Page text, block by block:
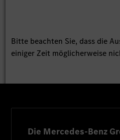
Bitte beachten Sie, dass die
einiger Zeit möglicherweise
Die Mercedes-Benz